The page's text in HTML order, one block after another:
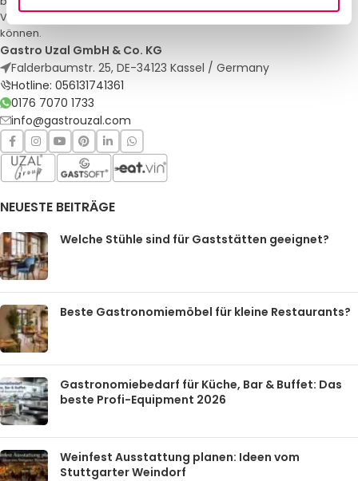
Veranstaltungen. Qualität und Service, auf die Sie sich verlassen
können.
Gastro Uzal GmbH & Co. KG
Falderbaumstr. 25, DE-34123 Kassel / Germany
Hotline: 056131741361
0176 7070 1733
info@gastrouzal.com
NEUESTE BEITRÄGE
Welche Stühle sind für Gaststätten geeignet?
Beste Gastronomiemöbel für kleine Restaurants?
Gastronomiebedarf für Küche, Bar & Buffet: Das
beste Profi-Equipment 2026
Weinfest Ausstattung planen: Ideen vom
Stuttgarter Weindorf